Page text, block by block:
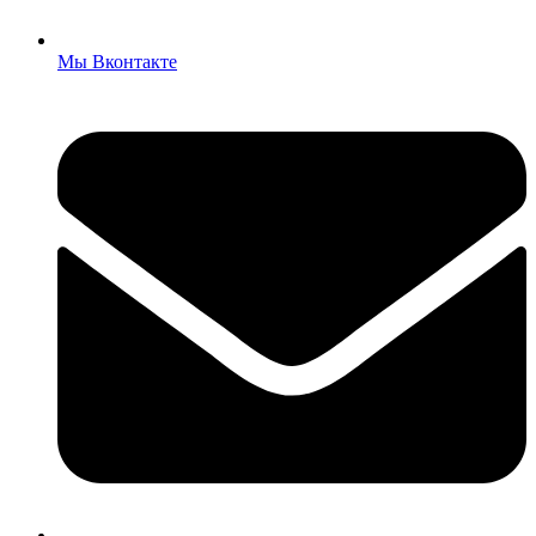
Мы Вконтакте